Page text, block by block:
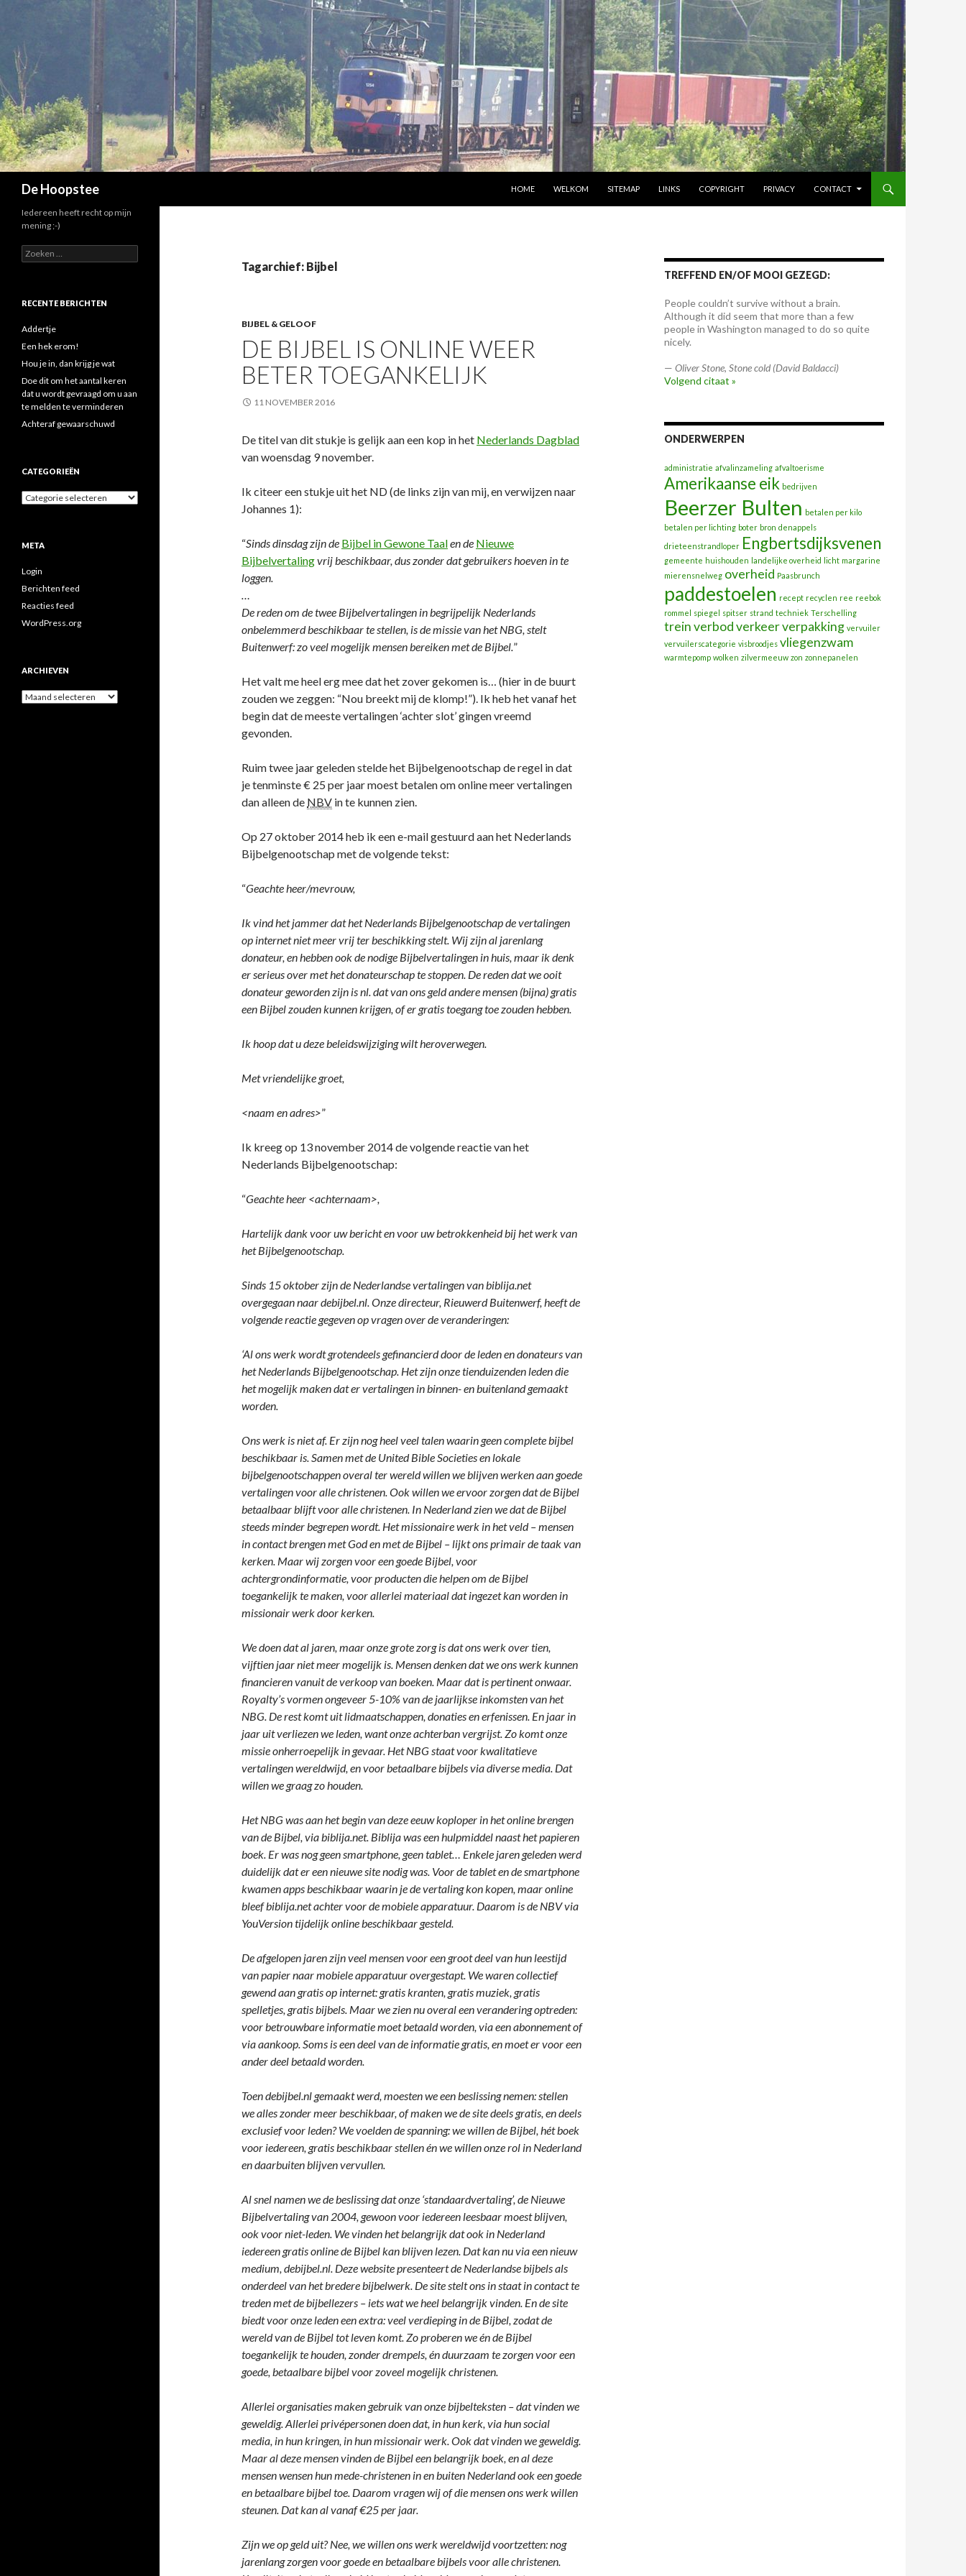
De Hoopstee
HOME
WELKOM SITEMAP LINKS COPYRIGHT PRIVACY CONTACT
Tagarchief: Bijbel
BIJBEL & GELOOF
DE BIJBEL IS ONLINE WEER
BETER TOEGANKELIJK
11 NOVEMBER 2016
De titel van dit stukje is gelijk aan een kop in het Nederlands Dagblad
van woensdag 9 november.
Ik citeer een stukje uit het ND (de links zijn van mij, en verwijzen naar
Johannes 1):
“Sinds dinsdag zijn de Bijbel in Gewone Taalen de Nieuwe
Bijbelvertalingvrij beschikbaar, dus zonder dat gebruikers hoeven in te
loggen.
…
De reden om de twee Bijbelvertalingen in begrijpelijk Nederlands
onbelemmerd beschikbaar te stellen, is de missie van het NBG, stelt
Buitenwerf: zo veel mogelijk mensen bereiken met de Bijbel.”
Het valt me heel erg mee dat het zover gekomen is… (hier in de buurt
zouden we zeggen: “Nou breekt mij de klomp!”). Ik heb het vanaf het
begin dat de meeste vertalingen ‘achter slot’ gingen vreemd
gevonden.
Ruim twee jaar geleden stelde het Bijbelgenootschap de regel in dat
je tenminste € 25 per jaar moest betalen om online meer vertalingen
dan alleen de NBV in te kunnen zien.
Op 27 oktober 2014 heb ik een e-mail gestuurd aan het Nederlands
Bijbelgenootschap met de volgende tekst:
“Geachte heer/mevrouw,
Ik vind het jammer dat het Nederlands Bijbelgenootschap de vertalingen
op internet niet meer vrij ter beschikking stelt. Wij zijn al jarenlang
donateur, en hebben ook de nodige Bijbelvertalingen in huis, maar ik denk
er serieus over met het donateurschap te stoppen. De reden dat we ooit
donateur geworden zijn is nl. dat van ons geld andere mensen (bijna) gratis
een Bijbel zouden kunnen krijgen, of er gratis toegang toe zouden hebben.
Ik hoop dat u deze beleidswijziging wilt heroverwegen.
Met vriendelijke groet,
<naam en adres>”
Ik kreeg op 13 november 2014 de volgende reactie van het
Nederlands Bijbelgenootschap:
“Geachte heer <achternaam>,
Hartelijk dank voor uw bericht en voor uw betrokkenheid bij het werk van
het Bijbelgenootschap.
Sinds 15 oktober zijn de Nederlandse vertalingen van biblija.net
overgegaan naar debijbel.nl. Onze directeur, Rieuwerd Buitenwerf, heeft de
volgende reactie gegeven op vragen over de veranderingen:
‘Al ons werk wordt grotendeels gefinancierd door de leden en donateurs van
het Nederlands Bijbelgenootschap. Het zijn onze tienduizenden leden die
het mogelijk maken dat er vertalingen in binnen- en buitenland gemaakt
worden.
Ons werk is niet af. Er zijn nog heel veel talen waarin geen complete bijbel
beschikbaar is. Samen met de United Bible Societies en lokale
bijbelgenootschappen overal ter wereld willen we blijven werken aan goede
vertalingen voor alle christenen. Ook willen we ervoor zorgen dat de Bijbel
betaalbaar blijft voor alle christenen. In Nederland zien we dat de Bijbel
steeds minder begrepen wordt. Het missionaire werk in het veld – mensen
in contact brengen met God en met de Bijbel – lijkt ons primair de taak van
kerken. Maar wij zorgen voor een goede Bijbel, voor
achtergrondinformatie, voor producten die helpen om de Bijbel
toegankelijk te maken, voor allerlei materiaal dat ingezet kan worden in
missionair werk door kerken.
We doen dat al jaren, maar onze grote zorg is dat ons werk over tien,
vijftien jaar niet meer mogelijk is. Mensen denken dat we ons werk kunnen
financieren vanuit de verkoop van boeken. Maar dat is pertinent onwaar.
Royalty’s vormen ongeveer 5-10% van de jaarlijkse inkomsten van het
NBG. De rest komt uit lidmaatschappen, donaties en erfenissen. En jaar in
jaar uit verliezen we leden, want onze achterban vergrijst. Zo komt onze
missie onherroepelijk in gevaar. Het NBG staat voor kwalitatieve
vertalingen wereldwijd, en voor betaalbare bijbels via diverse media. Dat
willen we graag zo houden.
Het NBG was aan het begin van deze eeuw koploper in het online brengen
van de Bijbel, via biblija.net. Biblija was een hulpmiddel naast het papieren
boek. Er was nog geen smartphone, geen tablet… Enkele jaren geleden werd
duidelijk dat er een nieuwe site nodig was. Voor de tablet en de smartphone
kwamen apps beschikbaar waarin je de vertaling kon kopen, maar online
bleef biblija.net achter voor de mobiele apparatuur. Daarom is de NBV via
YouVersion tijdelijk online beschikbaar gesteld.
De afgelopen jaren zijn veel mensen voor een groot deel van hun leestijd
van papier naar mobiele apparatuur overgestapt. We waren collectief
gewend aan gratis op internet: gratis kranten, gratis muziek, gratis
spelletjes, gratis bijbels. Maar we zien nu overal een verandering optreden:
voor betrouwbare informatie moet betaald worden, via een abonnement of
via aankoop. Soms is een deel van de informatie gratis, en moet er voor een
ander deel betaald worden.
Toen debijbel.nl gemaakt werd, moesten we een beslissing nemen: stellen
we alles zonder meer beschikbaar, of maken we de site deels gratis, en deels
exclusief voor leden? We voelden de spanning: we willen de Bijbel, hét boek
voor iedereen, gratis beschikbaar stellen én we willen onze rol in Nederland
en daarbuiten blijven vervullen.
Al snel namen we de beslissing dat onze ‘standaardvertaling’, de Nieuwe
Bijbelvertaling van 2004, gewoon voor iedereen leesbaar moest blijven,
ook voor niet-leden. We vinden het belangrijk dat ook in Nederland
iedereen gratis online de Bijbel kan blijven lezen. Dat kan nu via een nieuw
medium, debijbel.nl. Deze website presenteert de Nederlandse bijbels als
onderdeel van het bredere bijbelwerk. De site stelt ons in staat in contact te
treden met de bijbellezers – iets wat we heel belangrijk vinden. En de site
biedt voor onze leden een extra: veel verdieping in de Bijbel, zodat de
wereld van de Bijbel tot leven komt. Zo proberen we én de Bijbel
toegankelijk te houden, zonder drempels, én duurzaam te zorgen voor een
goede, betaalbare bijbel voor zoveel mogelijk christenen.
Allerlei organisaties maken gebruik van onze bijbelteksten – dat vinden we
geweldig. Allerlei privépersonen doen dat, in hun kerk, via hun social
media, in hun kringen, in hun missionair werk. Ook dat vinden we geweldig.
Maar al deze mensen vinden de Bijbel een belangrijk boek, en al deze
mensen wensen hun mede-christenen in en buiten Nederland ook een goede
en betaalbare bijbel toe. Daarom vragen wij of die mensen ons werk willen
steunen. Dat kan al vanaf €25 per jaar.
Zijn we op geld uit? Nee, we willen ons werk wereldwijd voortzetten: nog
jarenlang zorgen voor goede en betaalbare bijbels voor alle christenen.
TREFFEND EN/OF MOOI GEZEGD:
People couldn’t survive without a brain.
Although it did seem that more than a few
people in Washington managed to do so quite
nicely.
— Oliver Stone, Stone cold (David Baldacci)
Volgend citaat »
ONDERWERPEN
administratie afvalinzameling afvaltoerisme
Amerikaanse eik bedrijven
Beerzer Bulten betalen per kilo
betalen per lichting boter bron denappels
drieteenstrandloper Engbertsdijksvenen
gemeente huishouden landelijke overheid licht margarine
mierensnelweg overheid Paasbrunch
paddestoelen recept recyclen ree reebok
rommel spiegel spitser strand techniek Terschelling
treinverbodverkeerverpakking vervuiler
vervuilerscategorie visbroodjes vliegenzwam
warmtepomp wolken zilvermeeuw zon zonnepanelen
Iedereen heeft recht op mijn
mening ;-)
Zoeken
naar:
RECENTE BERICHTEN
Addertje
Een hek erom!
Hou je in, dan krijg je wat
Doe dit om het aantal keren
dat u wordt gevraagd om u aan
te melden te verminderen
Achteraf gewaarschuwd
CATEGORIEËN
Categorieën
META
Login
Berichten feed
Reacties feed
WordPress.org
ARCHIEVEN
Archieven